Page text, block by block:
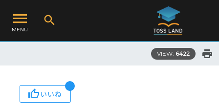
MENU
VIEW: 6422
いいね